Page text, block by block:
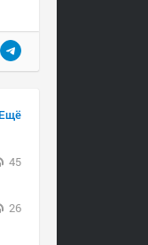
Ещё
45
26